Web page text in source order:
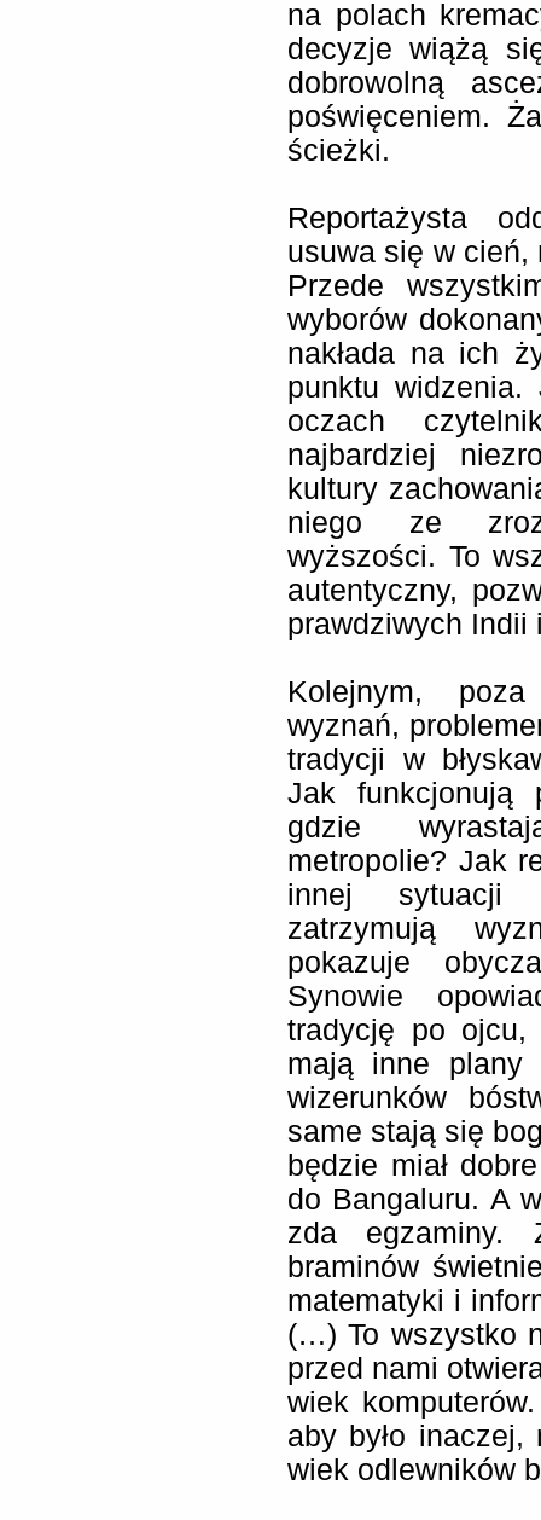
na polach
decyzje wiążą
dobrowolną
poświęceniem.
ścieżki.
Reportażysta
usuwa się w cień,
Przede
wyborów
nakłada na ich
punktu widzenia.
oczach
najbardziej
kultury
niego ze
wyższości. To
autentyczny,
prawdziwych Indii
Kolejnym, poza
wyznań,
tradycji w
Jak funkcjonują
gdzie
metropolie? Jak
innej sytuacji
zatrzymują
pokazuje
Synowie
tradycję po ojcu,
mają inne plany
wizerunków
same stają się
będzie miał
do Bangaluru. A
zda egzaminy.
braminów
matematyki i
(…) To wszystko
przed nami
wiek
aby było
wiek odlewników